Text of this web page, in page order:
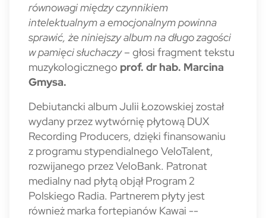
równowagi między czynnikiem
intelektualnym a emocjonalnym powinna
sprawić, że niniejszy album na długo zagości
w pamięci słuchaczy– głosi fragment tekstu
muzykologicznego prof. dr hab. Marcina
Gmysa.
Debiutancki album Julii Łozowskiej został
wydany przez wytwórnię płytową DUX
Recording Producers, dzięki finansowaniu
z programu stypendialnego VeloTalent,
rozwijanego przez VeloBank. Patronat
medialny nad płytą objął Program 2
Polskiego Radia. Partnerem płyty jest
również marka fortepianów Kawai --